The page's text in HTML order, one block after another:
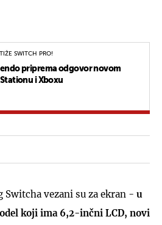
SWITCH PRO!
priprema odgovor novom
i Xboxu
vezani su za ekran - u
koji ima 6,2-inčni LCD, novi